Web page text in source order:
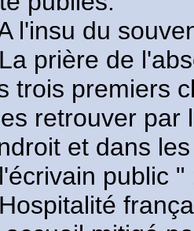
l'insu du
prière de
trois premiers
retrouver par
et dans
public